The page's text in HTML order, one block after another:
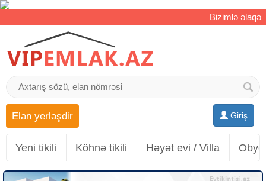
Bizimlə əlaqə
Giriş
Elan yerləşdir
Yeni tikili Köhnə tikili Həyət evi / Villa